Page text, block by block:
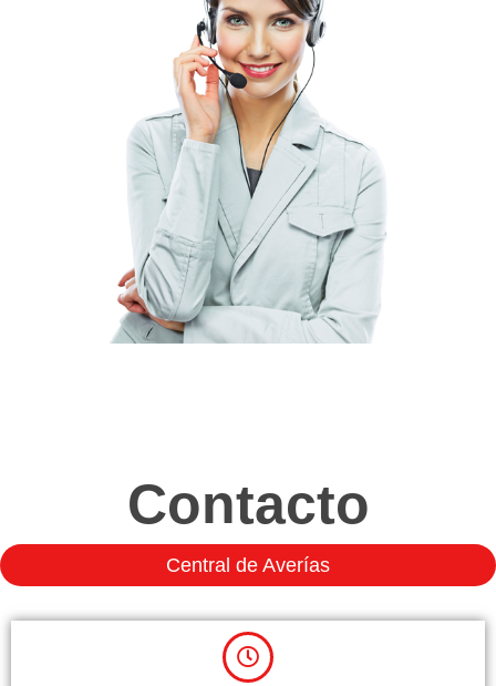
Contacto
Central de Averías